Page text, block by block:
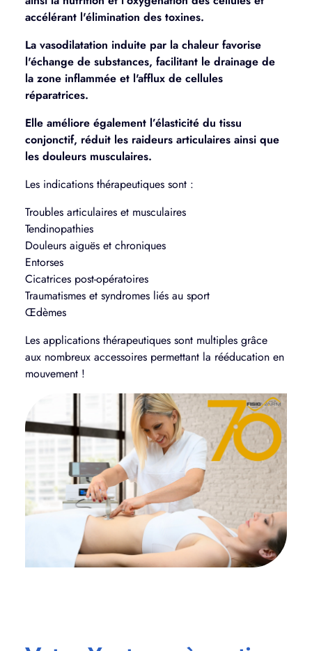
accélérant l'élimination des toxines.
La vasodilatation induite par la chaleur favorise
l'échange de substances, facilitant le drainage de
la zone inflammée et l'afflux de cellules
réparatrices.
Elle améliore également l’élasticité du tissu
conjonctif, réduit les raideurs articulaires ainsi que
les douleurs musculaires.
Les indications thérapeutiques sont :
Troubles articulaires et musculaires
Tendinopathies
Douleurs aiguës et chroniques
Entorses
Cicatrices post-opératoires
Traumatismes et syndromes liés au sport
Œdèmes
Les applications thérapeutiques sont multiples grâce
aux nombreux accessoires permettant la rééducation en
mouvement !